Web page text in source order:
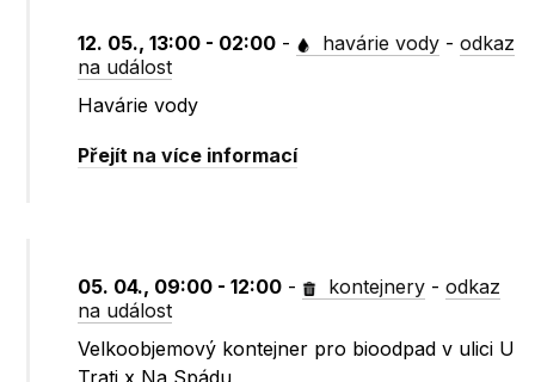
12. 05., 13:00 - 02:00 - havárie vody -odkaz
na událost
Havárie vody
Přejít na více informací
05. 04., 09:00 - 12:00 - kontejnery -odkaz
na událost
Velkoobjemový kontejner pro bioodpad v ulici U
Trati x Na Spádu